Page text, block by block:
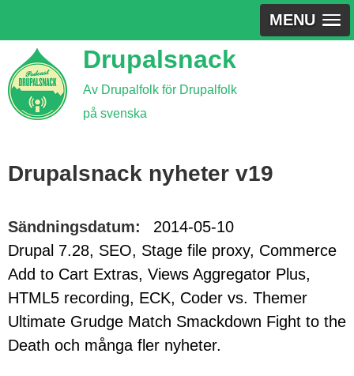
MENU
Jump
to
navigation
Drupalsnack
Av Drupalfolk för Drupalfolk
på svenska
to
Drupalsnack nyheter v19
Sändningsdatum:
2014-05-10
Drupal 7.28, SEO, Stage file proxy, Commerce
Add to Cart Extras, Views Aggregator Plus,
HTML5 recording, ECK, Coder vs. Themer
Ultimate Grudge Match Smackdown Fight to the
Death och många fler nyheter.